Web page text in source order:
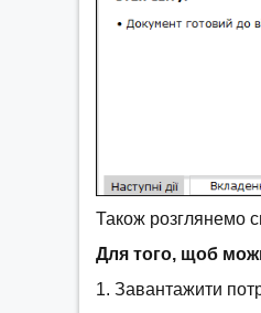
Також розглянемо
Для того, щоб
1. Завантажити